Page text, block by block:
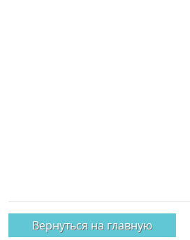
Вернуться на главную